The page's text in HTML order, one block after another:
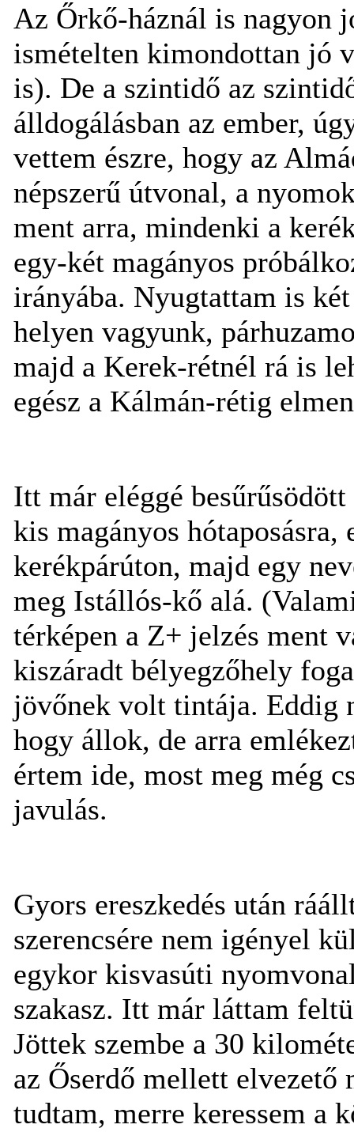
Az Őrkő-háznál is nagyon
ismételten kimondottan jó
is). De a szintidő az
álldogálásban az ember,
vettem észre, hogy az
népszerű útvonal, a
ment arra, mindenki a
egy-két magányos
irányába. Nyugtattam is
helyen vagyunk,
majd a Kerek-rétnél rá is
egész a Kálmán-rétig
Itt már eléggé
kis magányos hótaposásra,
kerékpárúton, majd egy
meg Istállós-kő alá.
térképen a Z+ jelzés ment
kiszáradt bélyegzőhely
jövőnek volt tintája. Eddig
hogy állok, de arra
értem ide, most meg még
javulás.
Gyors ereszkedés után
szerencsére nem igényel
egykor kisvasúti
szakasz. Itt már láttam
Jöttek szembe a 30
az Őserdő mellett elvezető
tudtam, merre keressem a